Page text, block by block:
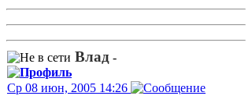
Влад -
Ср 08 июн, 2005 14:26